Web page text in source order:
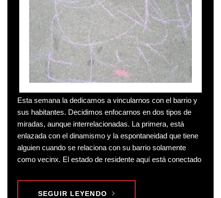
Esta semana la dedicamos a vincularnos con el barrio y
sus habitantes. Decidimos enfocarnos en dos tipos de
miradas, aunque interrelacionadas. La primera, está
enlazada con el dinamismo y la espontaneidad que tiene
alguien cuando se relaciona con su barrio solamente
como vecinx. El estado de residente aquí está conectado
SEGUIR LEYENDO